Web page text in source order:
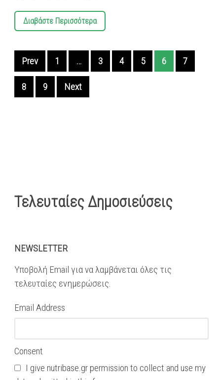
Διαβάστε Περισσότερα
Prev 1 … 3 4 5 6 7
8 9 Next
Τελευταίες Δημοσιεύσεις
NEWSLETTER
Υποβολή Email για να λαμβάνεται όλες τις
τελευταίες ενημερώσεις.
Email Address
Consent
I give nutribase.gr permission to collect and use my